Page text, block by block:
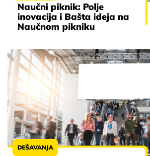
Naučni piknik: Polje
inovacija i Bašta ideja na
Naučnom pikniku
DEŠAVANJA